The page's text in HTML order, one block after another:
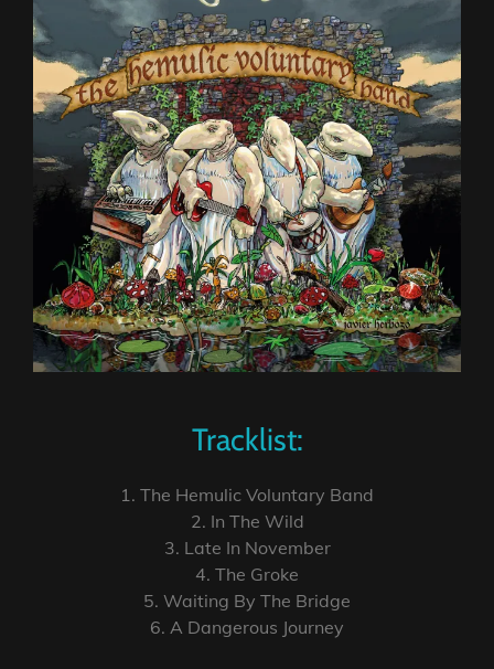
Tracklist:
1. The Hemulic Voluntary Band
2. In The Wild
3. Late In November
4. The Groke
5. Waiting By The Bridge
6. A Dangerous Journey